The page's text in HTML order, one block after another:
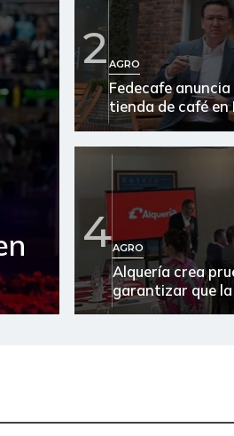
2AGRO
Fedecafe
tienda de café en
4AGRO
Alquería crea
garantizar que